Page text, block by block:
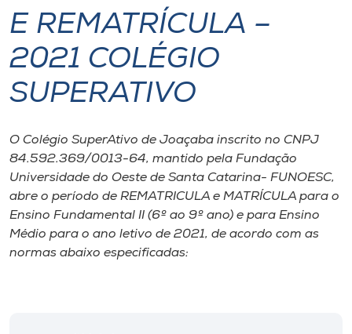
I.nova
Diplomados
CPA
Biblioteca
E REMATRÍCULA –
2021 COLÉGIO
SUPERATIVO
O Colégio SuperAtivo de Joaçaba inscrito no CNPJ
84.592.369/0013-64, mantido pela Fundação
Universidade do Oeste de Santa Catarina- FUNOESC,
abre o período de REMATRICULA e MATRÍCULA para o
Ensino Fundamental II (6º ao 9º ano) e para Ensino
Médio para o ano letivo de 2021, de acordo com as
normas abaixo especificadas: